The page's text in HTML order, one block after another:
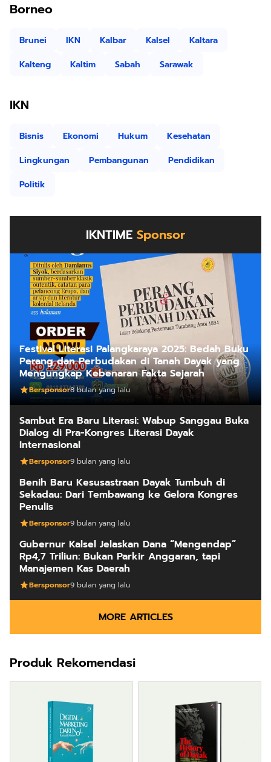
Borneo
Brunei IKN Kalbar Kalsel
Kaltara
Kalteng
Kaltim Sabah Sarawak
IKN
Bisnis Ekonomi Hukum
Kesehatan
Lingkungan
Pembangunan
Pendidikan
Politik
IKNTIME Sponsor
Festival Literasi Palangkaraya 2025: Bedah Buku
Perang dan Perbudakan di Tanah Dayak yang
Mengungkap Kebenaran Fakta Sejarah
Bersponsor8 bulan yang lalu
Sambut Era Baru Literasi: Wabup Sanggau Buka
Dialog di Pra-Kongres Literasi Dayak
Internasional
Bersponsor9 bulan yang lalu
Benih Baru Kesusastraan Dayak Tumbuh di
Sekadau: Dari Tembawang ke Gelora Kongres
Penulis
Bersponsor9 bulan yang lalu
Gubernur Kalsel Jelaskan Dana “Mengendap”
Rp4,7 Triliun: Bukan Parkir Anggaran, tapi
Manajemen Kas Daerah
Bersponsor9 bulan yang lalu
MORE ARTICLES
Produk Rekomendasi